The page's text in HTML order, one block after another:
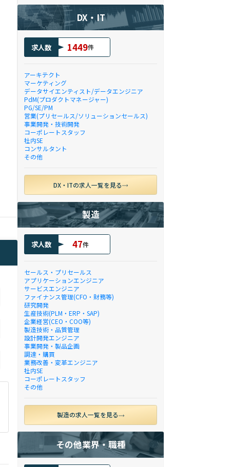
DX・IT
求人数 1449件
アーキテクト
マーケティング
データサイエンティスト/データエンジニア
PdM(プロダクトマネージャー)
PG/SE/PM
営業(プリセールス/ソリューションセールス)
事業開発・技術開発
コーポレートスタッフ
社内SE
コンサルタント
その他
DX・ITの求人一覧を見る
製造
求人数 47件
セールス・プリセールス
アプリケーションエンジニア
サービスエンジニア
ファイナンス管理(CFO・財務等)
研究開発
生産技術(PLM・ERP・SAP)
企業経営(CEO・COO等)
製造技術・品質管理
設計開発エンジニア
事業開発・製品企画
調達・購買
業務改善・変革エンジニア
社内SE
コーポレートスタッフ
その他
製造の求人一覧を見る
その他業界・職種